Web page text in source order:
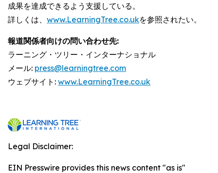
成果を達成できるよう支援している。
詳しくは、 www.LearningTree.co.ukを参照されたい。
報道関係者向けの問い合わせ先:
ラーニング・ツリー・インターナショナル
メール: press@learningtree.com
ウェブサイト: www.LearningTree.co.uk
Legal Disclaimer:
EIN Presswire provides this news content "as is"